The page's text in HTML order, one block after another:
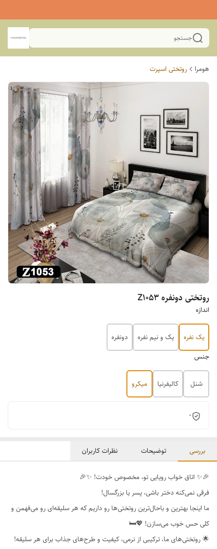
جستجو
هومرا روتختی اسپرت
روتختی دونفره Z1053
اندازه
یک نفره یک و نیم نفره
دونفره
جنس
شنل کالیفرنیا میکرو
0
بررسی توضیحات نظرات کاربران
🎉✨ اتاق خواب رویایی تو، مخصوص خودت! ✨🎉
فرقی نمی‌کنه دختر باشی، پسر یا بزرگسال!
ما اینجا بهترین و باحال‌ترین روتختی‌ها رو داریم که هر سلیقه‌ای رو می‌فهمن و
کلی حس خوب می‌سازن! 💖🛏
🌟 روتختی‌های ما، ترکیبی از نرمی، کیفیت و طرح‌های جذاب برای هر سلیقه!